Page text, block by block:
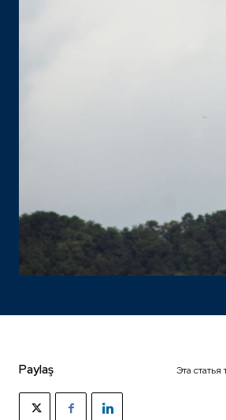
Paylaş Эта